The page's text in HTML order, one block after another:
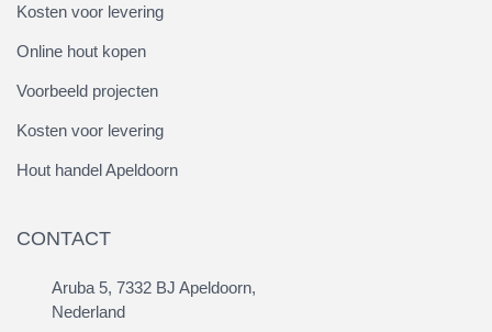
Kosten voor levering
Online hout kopen
Voorbeeld projecten
Kosten voor levering
Hout handel Apeldoorn
CONTACT
Aruba 5, 7332 BJ Apeldoorn,
Nederland